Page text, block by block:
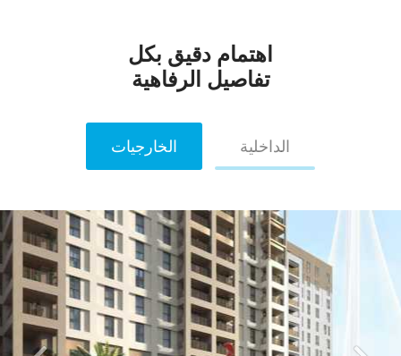
اهتمام دقيق بكل
تفاصيل الرفاهية
الخارجيات الداخلية